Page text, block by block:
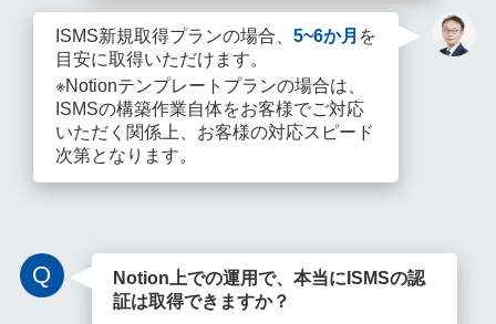
ISMS新規取得プランの場合、 5~6か月 を
目安に取得いただけます。
※Notionテンプレートプランの場合は、
ISMSの構築作業自体をお客様でご対応
いただく関係上、お客様の対応スピード
次第となります。
Q
Notion上での運用で、本当にISMSの認
証は取得できますか？